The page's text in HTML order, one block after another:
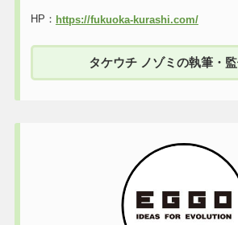
HP： https://fukuoka-kurashi.com/
タケウチ ノゾミの執筆・